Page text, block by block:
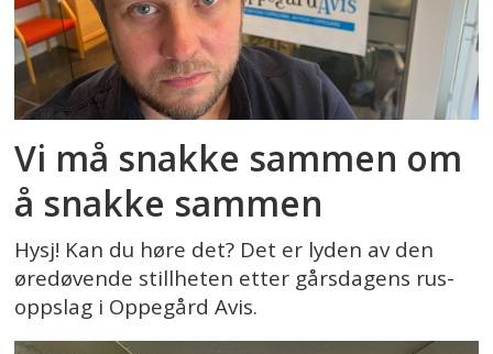
Vi må snakke sammen om
å snakke sammen
Hysj! Kan du høre det? Det er lyden av den
øredøvende stillheten etter gårsdagens rus-
oppslag i Oppegård Avis.